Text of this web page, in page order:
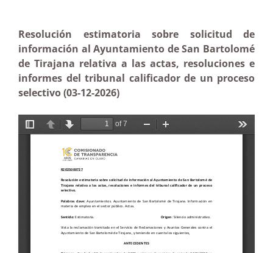
Resolución estimatoria sobre solicitud de
información al Ayuntamiento de San Bartolomé
de Tirajana relativa a las actas, resoluciones e
informes del tribunal calificador de un proceso
selectivo (03-12-2026)